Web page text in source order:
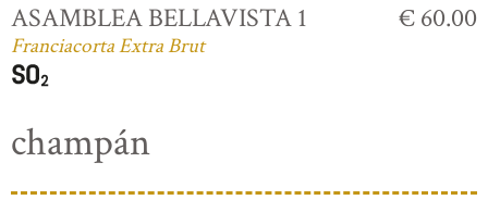
ASAMBLEA BELLAVISTA 1
Franciacorta Extra Brut
€ 60.00
champán